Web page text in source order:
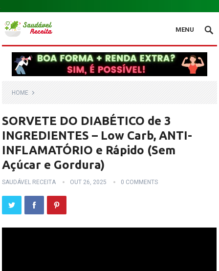
.
MENU
HOME
SORVETE DO DIABÉTICO de 3
INGREDIENTES – Low Carb, ANTI-
INFLAMATÓRIO e Rápido (Sem
Açúcar e Gordura)
SAUDÁVEL RECEITA OUT 26, 2025 0 COMMENTS